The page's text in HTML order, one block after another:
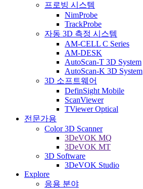
프로빙 시스템
NimProbe
TrackProbe
자동 3D 측정 시스템
AM-CELL C Series
AM-DESK
AutoScan-T 3D System
AutoScan-K 3D System
3D 소프트웨어
DefinSight Mobile
ScanViewer
TViewer Optical
전문가용
Color 3D Scanner
3DeVOK MQ
3DeVOK MT
3D Software
3DeVOK Studio
Explore
응용 분야